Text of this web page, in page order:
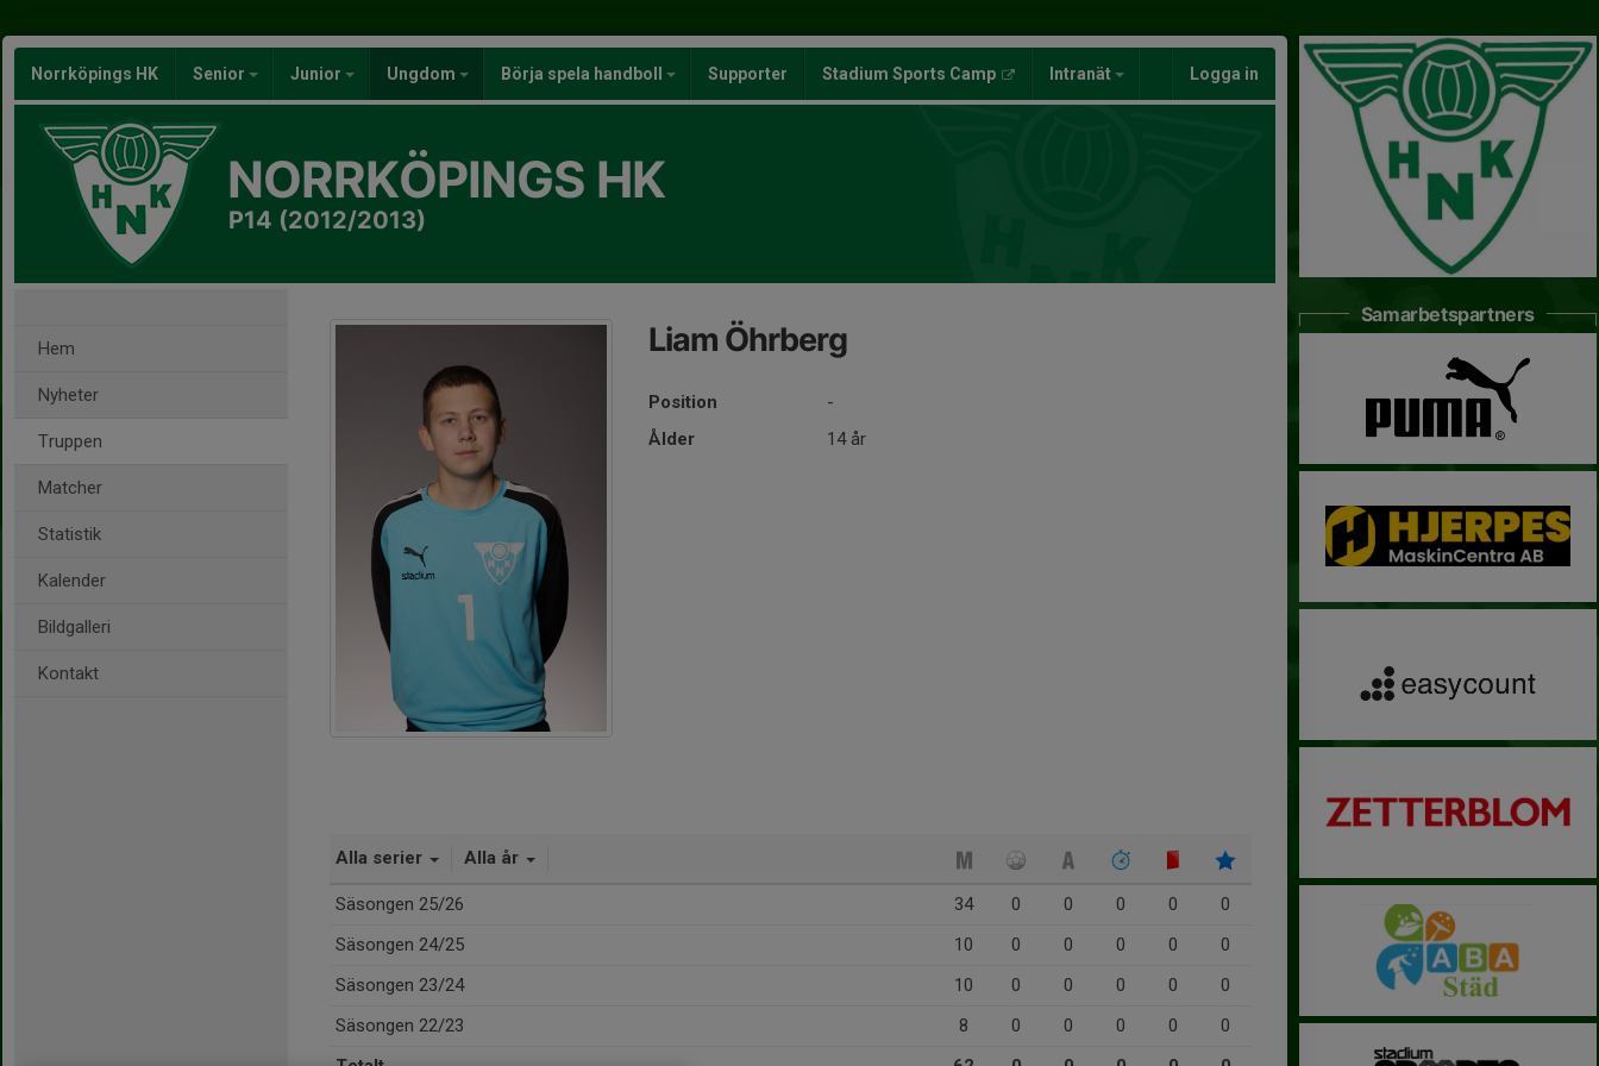
Norrköpings HK Senior Junior Ungdom Börja spela handboll Supporter Stadium Sports Camp Intranät Logga in
NORRKÖPINGS HK
P14 (2012/2013)
Hem
Nyheter
Truppen
Matcher
Statistik
Kalender
Bildgalleri
Kontakt
Liam Öhrberg
Position
-
Ålder
14 år
Alla serier Alla år
Säsongen 25/26 34 0 0 0 0
0
Säsongen 24/25
10 0 0 0 0
0
Säsongen 23/24
10 0 0 0 0
0
Säsongen 22/23
8 0 0 0 0
0
Samarbetspartners